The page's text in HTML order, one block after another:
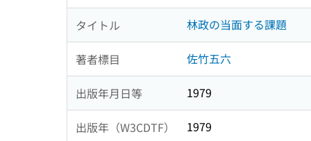
タイトル 林政の当面する課題
著者標目 佐竹五六
出版年月日等 1979
出版年（W3CDTF） 1979